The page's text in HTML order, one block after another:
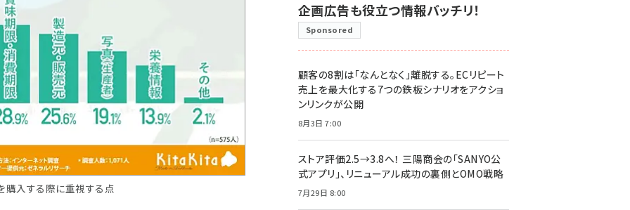
購入する際に重視する点
企画広告も役立つ情報バッチリ！
Sponsored
顧客の8割は「なんとなく」離脱する。ECリピート
売上を最大化する7つの鉄板シナリオをアクショ
ンリンクが公開
8月3日 7:00
ストア評価2.5→3.8へ！ 三陽商会の「SANYO公
式アプリ」、リニューアル成功の裏側とOMO戦略
7月29日 8:00